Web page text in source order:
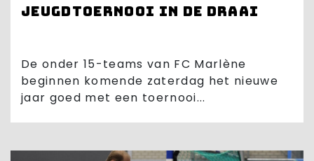
jeugdtoernooi in De Draai
De onder 15-teams van FC Marlène
beginnen komende zaterdag het nieuwe
jaar goed met een toernooi...